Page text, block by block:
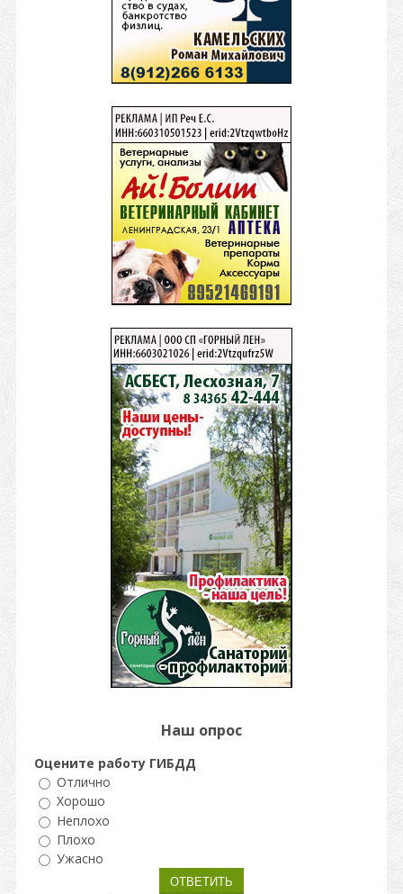
Наш опрос
Оцените работу ГИБДД
Отлично
Хорошо
Неплохо
Плохо
Ужасно